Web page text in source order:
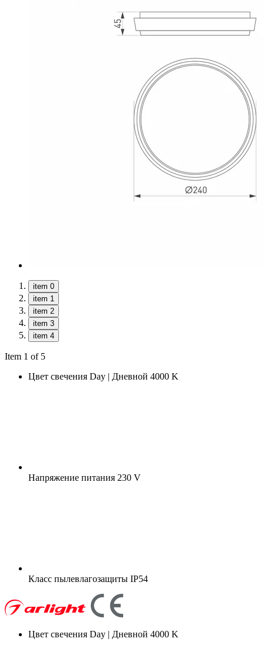
item 0
item 1
item 2
item 3
item 4
Item 1 of 5
Цвет свечения Day | Дневной 4000 K
Напряжение питания 230 V
Класс пылевлагозащиты IP54
Цвет свечения Day | Дневной 4000 K